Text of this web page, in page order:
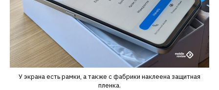
У экрана есть рамки, а также с фабрики наклеена защитная
пленка.